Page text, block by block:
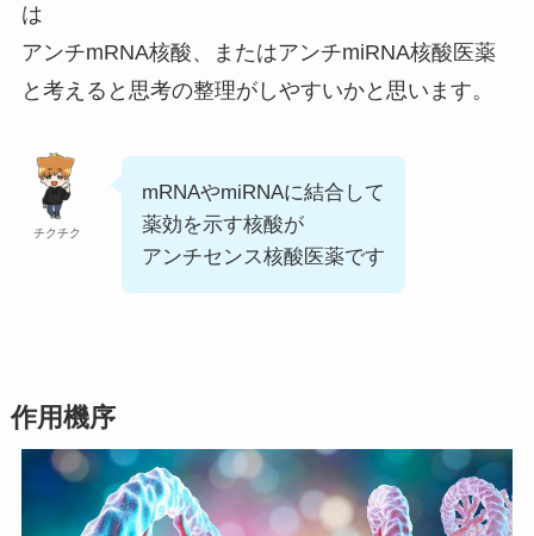
は
アンチmRNA核酸、またはアンチmiRNA核酸医薬
と考えると思考の整理がしやすいかと思います。
チクチク
mRNAやmiRNAに結合して
薬効を示す核酸が
アンチセンス核酸医薬です
作用機序